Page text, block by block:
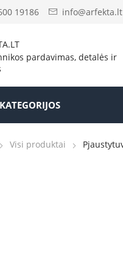
19186 info@arfekta.lt
pardavimas, detalės ir
KATEGORIJOS
Visi produktai